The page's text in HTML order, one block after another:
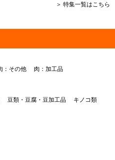
＞ 特集一覧はこちら
：その他 肉：加工品
豆類・豆腐・豆加工品
キノコ類